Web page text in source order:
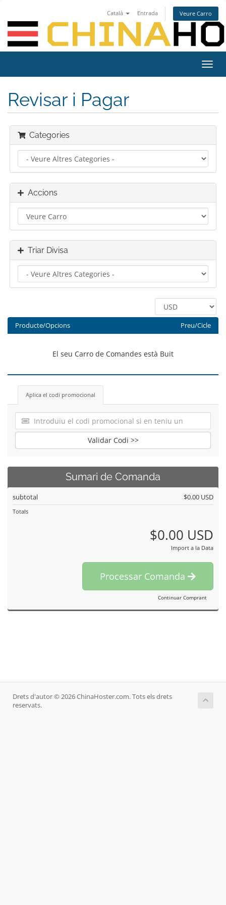
Català Entrada Veure Carro
la
Revisar i Pagar
Categories
Accions
Triar Divisa
Producte/Opcions Preu/Cicle
El seu Carro de Comandes està Buit
Aplica el codi promocional
Validar Codi >>
Sumari de Comanda
subtotal $0.00 USD
Totals
$0.00 USD
Import a la Data
Processar Comanda
Continuar Comprant
Drets d'autor © 2026 ChinaHoster.com. Tots els drets
reservats.